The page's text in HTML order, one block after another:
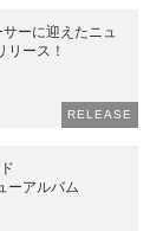
ーに迎えたニュ
ース！
RELEASE
ーアルバム